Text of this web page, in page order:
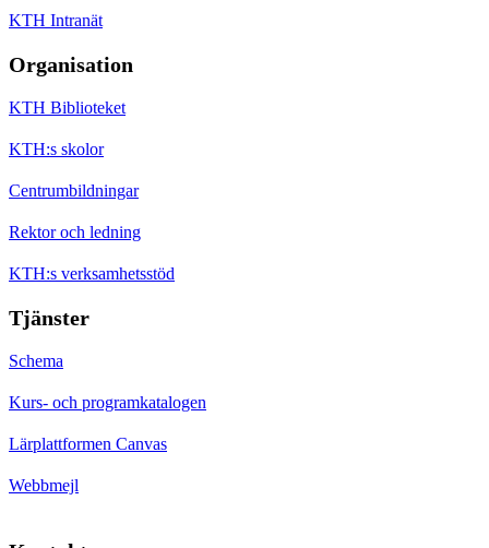
KTH Intranät
Organisation
KTH Biblioteket
KTH:s skolor
Centrumbildningar
Rektor och ledning
KTH:s verksamhetsstöd
Tjänster
Schema
Kurs- och programkatalogen
Lärplattformen Canvas
Webbmejl